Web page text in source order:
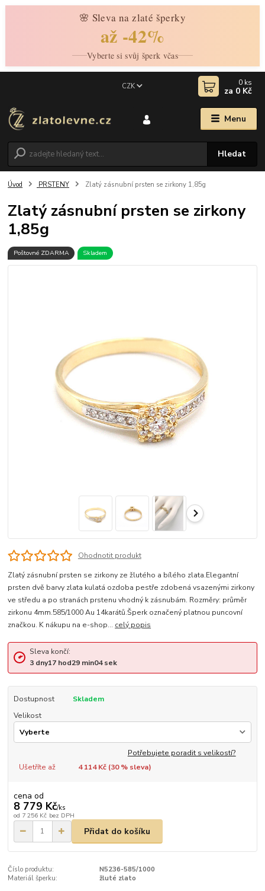
🌸 Sleva na zlaté šperky
až -42%
Vyberte si svůj šperk včas
Menu
CZK
Hledat
0 ks
za 0 Kč
Úvod PRSTENY Zlatý zásnubní prsten se zirkony 1,85g
Zlatý zásnubní prsten se zirkony
1,85g
Poštovné ZDARMA Skladem
Ohodnotit produkt
Zlatý zásnubní prsten se zirkony ze žlutého a bílého zlata.Elegantní
prsten dvě barvy zlata kulatá ozdoba pestře zdobená vsazenými zirkony
ve středu a po stranách prstenu vhodný k zásnubám. Rozměry: průměr
zirkonu 4mm.585/1000 Au 14karátů.Šperk označený platnou puncovní
značkou. K nákupu na e-shop... celý popis
Sleva končí:
3 dny17hod29min04sek
Dostupnost
Skladem
Velikost
Potřebujete poradit s velikostí?
Ušetříte až
4 114 Kč (30% sleva)
cena od
8 779 Kč/ks
od 7 256 Kč bez DPH
Přidat do košíku
Číslo produktu:
N5236-585/1000
Materiál šperku:
žluté zlato